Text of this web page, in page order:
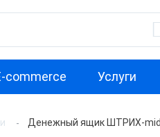
commerce Услуги
Производитель
Денежный ящик ШТРИХ-